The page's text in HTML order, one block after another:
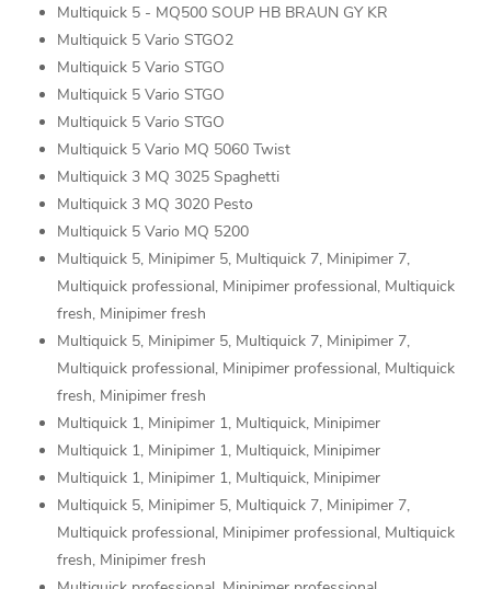
Multiquick 5 - MQ500 SOUP HB BRAUN GY KR
Multiquick 5 Vario STGO2
Multiquick 5 Vario STGO
Multiquick 5 Vario STGO
Multiquick 5 Vario STGO
Multiquick 5 Vario MQ 5060 Twist
Multiquick 3 MQ 3025 Spaghetti
Multiquick 3 MQ 3020 Pesto
Multiquick 5 Vario MQ 5200
Multiquick 5, Minipimer 5, Multiquick 7, Minipimer 7,
Multiquick professional, Minipimer professional, Multiquick
fresh, Minipimer fresh
Multiquick 5, Minipimer 5, Multiquick 7, Minipimer 7,
Multiquick professional, Minipimer professional, Multiquick
fresh, Minipimer fresh
Multiquick 1, Minipimer 1, Multiquick, Minipimer
Multiquick 1, Minipimer 1, Multiquick, Minipimer
Multiquick 1, Minipimer 1, Multiquick, Minipimer
Multiquick 5, Minipimer 5, Multiquick 7, Minipimer 7,
Multiquick professional, Minipimer professional, Multiquick
fresh, Minipimer fresh